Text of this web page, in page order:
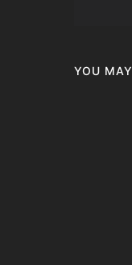
YOU